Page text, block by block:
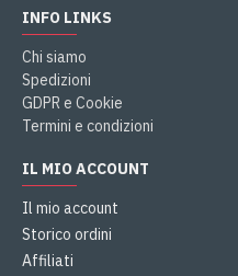
INFO LINKS
Chi siamo
Spedizioni
GDPR e Cookie
Termini e condizioni
IL MIO ACCOUNT
Il mio account
Storico ordini
Affiliati